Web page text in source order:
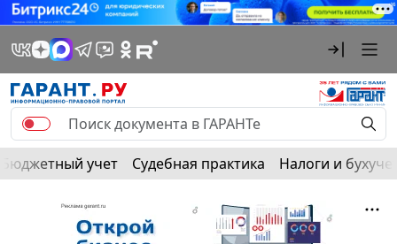
Бюджетный учет Судебная практика Налоги и